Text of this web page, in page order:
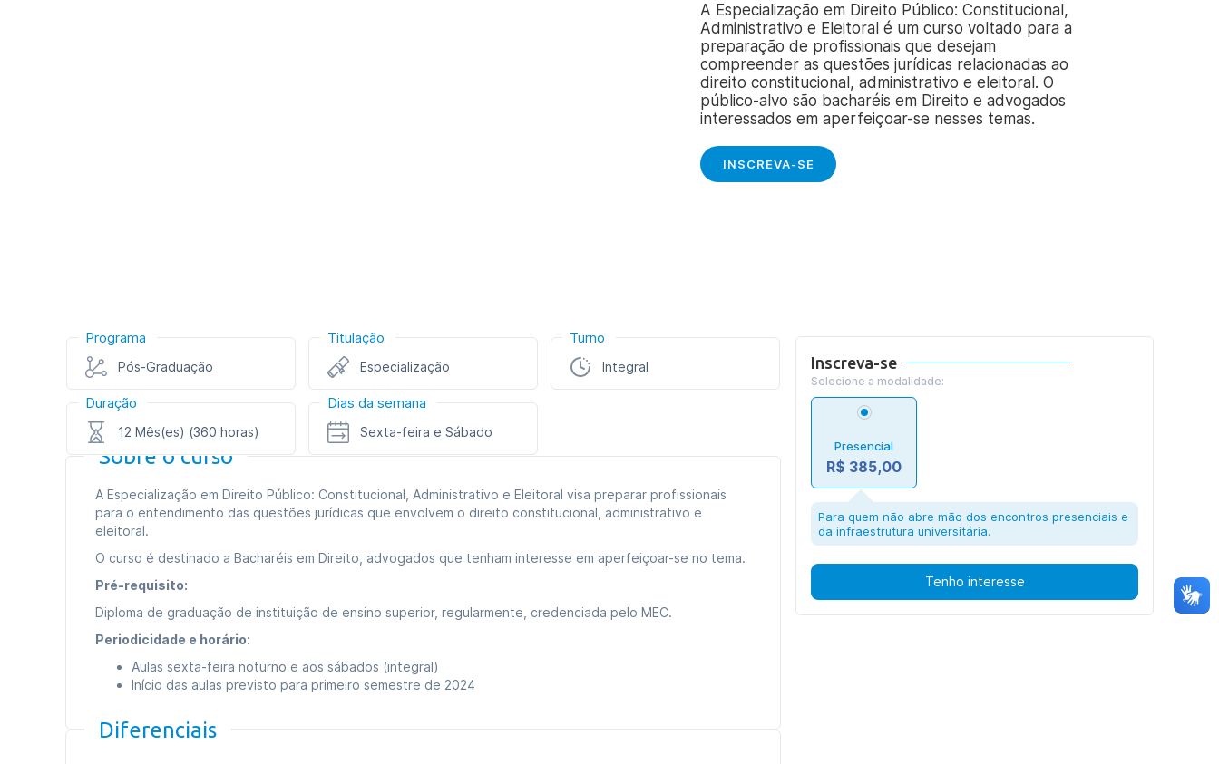
A Especialização em Direito Público: Constitucional,
Administrativo e Eleitoral é um curso voltado para a
preparação de profissionais que desejam
compreender as questões jurídicas relacionadas ao
direito constitucional, administrativo e eleitoral. O
público-alvo são bacharéis em Direito e advogados
interessados em aperfeiçoar-se nesses temas.
INSCREVA-SE
Programa
Pós-Graduação
Titulação
Especialização
Turno
Integral
Duração
12 Mês(es) (360 horas)
Dias da semana
Sexta-feira e Sábado
Sobre o curso
A Especialização em Direito Público: Constitucional, Administrativo e Eleitoral visa preparar profissionais
para o entendimento das questões jurídicas que envolvem o direito constitucional, administrativo e
eleitoral.
O curso é destinado a Bacharéis em Direito, advogados que tenham interesse em aperfeiçoar-se no tema.
Pré-requisito:
Diploma de graduação de instituição de ensino superior, regularmente, credenciada pelo MEC.
Periodicidade e horário:
Aulas sexta-feira noturno e aos sábados (integral)
Início das aulas previsto para primeiro semestre de 2024
Diferenciais
Inscreva-se
Selecione a modalidade:
Presencial
R$ 385,00
Para quem não abre mão dos encontros presenciais e
da infraestrutura universitária.
Tenho interesse